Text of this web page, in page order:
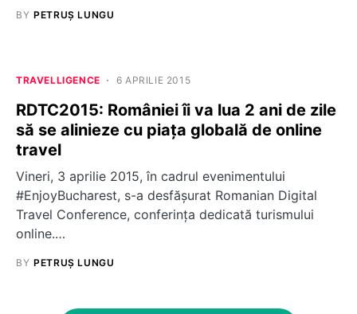
BY PETRUȘ LUNGU
TRAVELLIGENCE 6 APRILIE 2015
RDTC2015: României îi va lua 2 ani de zile
să se alinieze cu piața globală de online
travel
Vineri, 3 aprilie 2015, în cadrul evenimentului
#EnjoyBucharest, s-a desfășurat Romanian Digital
Travel Conference, conferința dedicată turismului
online.…
BY PETRUȘ LUNGU